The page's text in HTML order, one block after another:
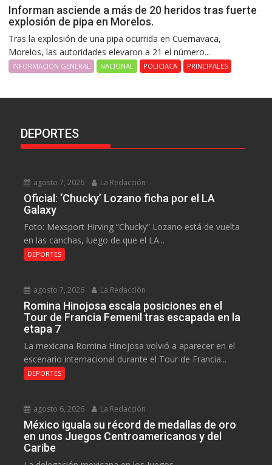
Informan asciende a más de 20 heridos tras fuerte
explosión de pipa en Morelos.
Tras la explosión de una pipa ocurrida en Cuernavaca,
Morelos, las autoridades elevaron a 21 el número...
INFORMACIÓN GENERAL NACIONAL POLICIACA PRINCIPALES
DEPORTES
agosto 7, 2026 La Redacción
Oficial: ‘Chucky’ Lozano ficha por el LA
Galaxy
Foto: Mexsport Hirving “Chucky” Lozano está de vuelta
en las canchas, luego de que el LA...
DEPORTES
agosto 7, 2026 La Redacción
Romina Hinojosa escala posiciones en el
Tour de Francia Femenil tras escapada en la
etapa 7
La mexicana Romina Hinojosa volvió a aparecer en el
escenario internacional durante el Tour de Francia...
DEPORTES
agosto 6, 2026 La Redacción
México iguala su récord de medallas de oro
en unos Juegos Centroamericanos y del
Caribe